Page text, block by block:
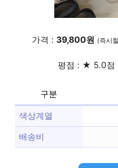
가격 : 39,800원 (즉시
평점 : ★ 5.0점
구분
색상계열
배송비